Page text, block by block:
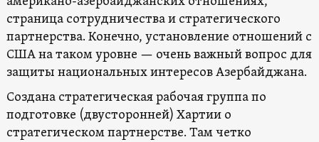
страница сотрудничества и стратегического
партнерства. Конечно, установление отношений с
США на таком уровне — очень важный вопрос для
защиты национальных интересов Азербайджана.
Создана стратегическая рабочая группа по
подготовке (двусторонней) Хартии о
стратегическом партнерстве. Там четко